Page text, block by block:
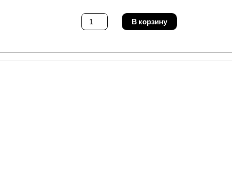
Количество
товара
Пила
В корзину